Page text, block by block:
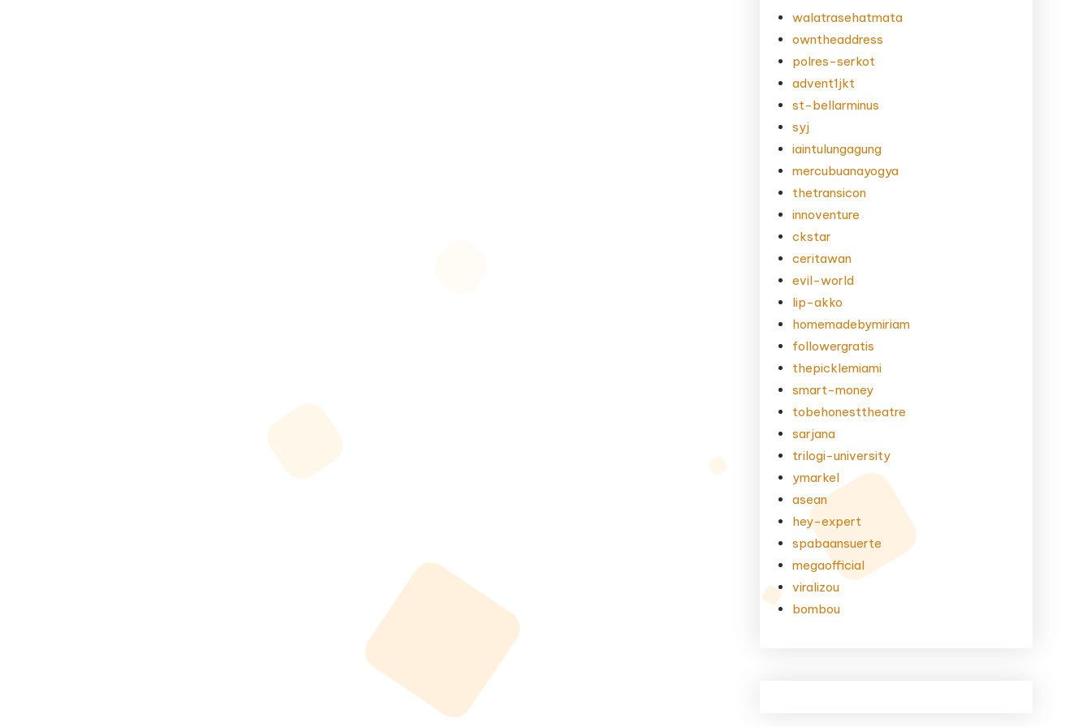
walatrasehatmata
owntheaddress
polres-serkot
advent1jkt
st-bellarminus
syj
iaintulungagung
mercubuanayogya
thetransicon
innoventure
ckstar
ceritawan
evil-world
lip-akko
homemadebymiriam
followergratis
thepicklemiami
smart-money
tobehonesttheatre
sarjana
trilogi-university
ymarkel
asean
hey-expert
spabaansuerte
megaofficial
viralizou
bombou